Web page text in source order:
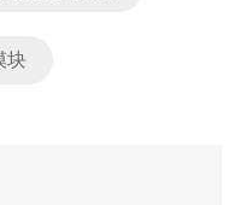
块